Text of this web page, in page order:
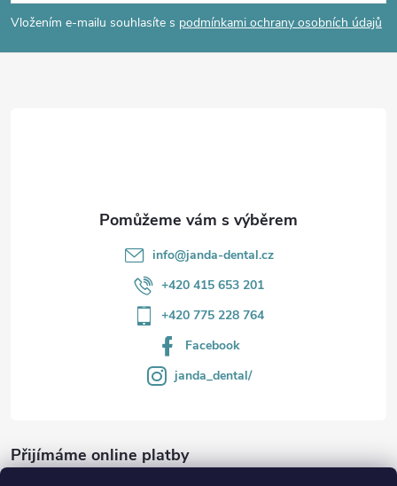
í
p
pVložením e-mailu souhlasíte s podmínkami ochrany osobních údajů
info@janda-dental.cz
+420 415 653 201
+420 775 228 764
Facebook
janda_dental/
Přijímáme online platby